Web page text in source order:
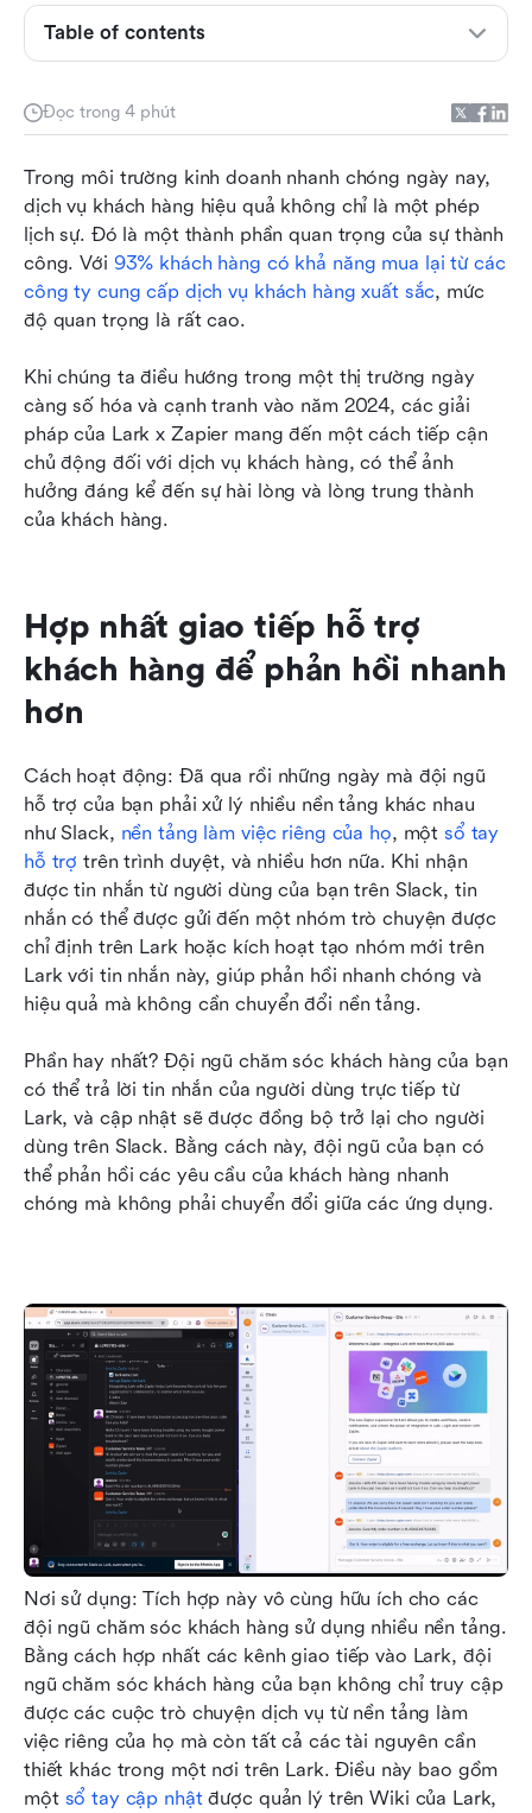
Đọc trong 4 phút
Trong môi trường kinh doanh nhanh chóng ngày nay,
dịch vụ khách hàng hiệu quả không chỉ là một phép
lịch sự. Đó là một thành phần quan trọng của sự thành
công. Với 93% khách hàng có khả năng mua lại từ các
công ty cung cấp dịch vụ khách hàng xuất sắc, mức
độ quan trọng là rất cao.
Khi chúng ta điều hướng trong một thị trường ngày
càng số hóa và cạnh tranh vào năm 2024, các giải
pháp của Lark x Zapier mang đến một cách tiếp cận
chủ động đối với dịch vụ khách hàng, có thể ảnh
hưởng đáng kể đến sự hài lòng và lòng trung thành
của khách hàng.
Hợp nhất giao tiếp hỗ trợ
khách hàng để phản hồi nhanh
hơn
Cách hoạt động: Đã qua rồi những ngày mà đội ngũ
hỗ trợ của bạn phải xử lý nhiều nền tảng khác nhau
như Slack, nền tảng làm việc riêng của họ, một sổ tay
hỗ trợ trên trình duyệt, và nhiều hơn nữa. Khi nhận
được tin nhắn từ người dùng của bạn trên Slack, tin
nhắn có thể được gửi đến một nhóm trò chuyện được
chỉ định trên Lark hoặc kích hoạt tạo nhóm mới trên
Lark với tin nhắn này, giúp phản hồi nhanh chóng và
hiệu quả mà không cần chuyển đổi nền tảng.
Phần hay nhất? Đội ngũ chăm sóc khách hàng của bạn
có thể trả lời tin nhắn của người dùng trực tiếp từ
Lark, và cập nhật sẽ được đồng bộ trở lại cho người
dùng trên Slack. Bằng cách này, đội ngũ của bạn có
thể phản hồi các yêu cầu của khách hàng nhanh
chóng mà không phải chuyển đổi giữa các ứng dụng.
Nơi sử dụng: Tích hợp này vô cùng hữu ích cho các
đội ngũ chăm sóc khách hàng sử dụng nhiều nền tảng.
Bằng cách hợp nhất các kênh giao tiếp vào Lark, đội
ngũ chăm sóc khách hàng của bạn không chỉ truy cập
được các cuộc trò chuyện dịch vụ từ nền tảng làm
việc riêng của họ mà còn tất cả các tài nguyên cần
thiết khác trong một nơi trên Lark. Điều này bao gồm
một sổ tay cập nhật
Table of contents
Hợp nhất giao tiếp hỗ trợ khách hàng để phản
hồi nhanh hơn
Đơn giản hóa việc bán vé với kết nối biểu mẫu
đến bảng dễ dàng
Ghi lại các câu hỏi từ hộp thư chung và không
bao giờ bỏ lỡ câu hỏi nào
Tiếp theo là gì